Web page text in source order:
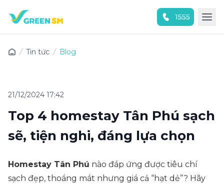
1555
Tin tức Blog
21/12/2024 17:42
Top 4 homestay Tân Phú sạch
sẽ, tiện nghi, đáng lựa chọn
Homestay Tân Phú nào đáp ứng được tiêu chí
sạch đẹp, thoáng mát nhưng giá cả “hạt dẻ”? Hãy